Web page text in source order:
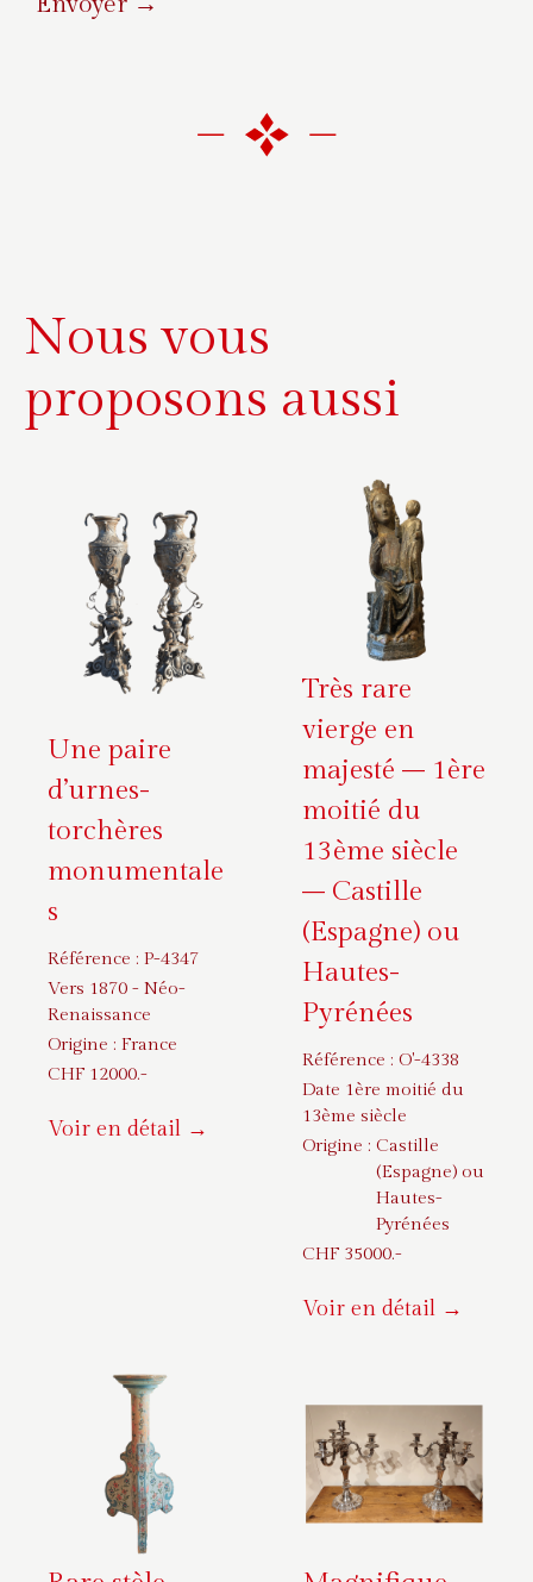
v
e
:
Nous vous
proposons aussi
Une paire
d’urnes-
torchères
monumentale
s
Référence : P-4347
Vers 1870 - Néo-
Renaissance
Origine : France
CHF 12000.-
Voir en détail →
Très rare
vierge en
majesté – 1ère
moitié du
13ème siècle
– Castille
(Espagne) ou
Hautes-
Pyrénées
Référence : O'-4338
Date 1ère moitié du
13ème siècle
Origine : Castille
(Espagne) ou
Hautes-
Pyrénées
CHF 35000.-
Voir en détail →